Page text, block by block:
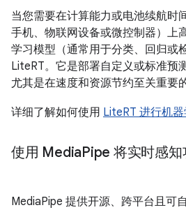
当您需要在计算能力或电池续航时
手机、物联网设备或微控制器）上
学习模型（通常用于分类、回归或
LiteRT。它是部署自定义或标准预
尤其是在速度和资源节约至关重要
详细了解如何使用 LiteRT 进行机
使用 MediaPipe 将实时感
MediaPipe 提供开源、跨平台且可